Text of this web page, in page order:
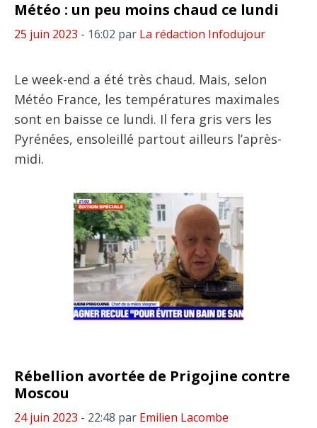
Météo : un peu moins chaud ce lundi
25 juin 2023 - 16:02 par La rédaction Infodujour
Le week-end a été très chaud. Mais, selon
Météo France, les températures maximales
sont en baisse ce lundi. Il fera gris vers les
Pyrénées, ensoleillé partout ailleurs l’après-
midi.
Rébellion avortée de Prigojine contre
Moscou
24 juin 2023 - 22:48 par Emilien Lacombe